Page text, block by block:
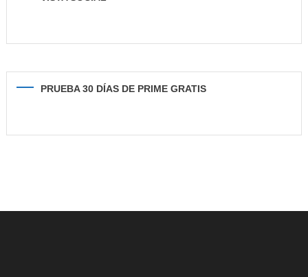
PRUEBA 30 DÍAS DE PRIME GRATIS